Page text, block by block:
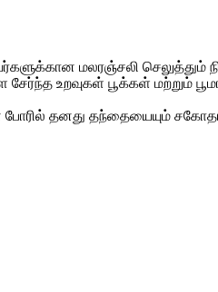
மலரஞ்சலி செலுத்தும்
சேர்ந்த உறவுகள் பூக்கள்
தனது தந்தையையும்